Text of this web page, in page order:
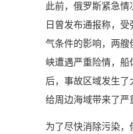
此前，俄罗斯紧急情
日曾发布通报称，
气条件的影响，两艘
峡遭遇严重险情，船
后，事故区域发生了
给周边海域带来了严
为了尽快消除污染